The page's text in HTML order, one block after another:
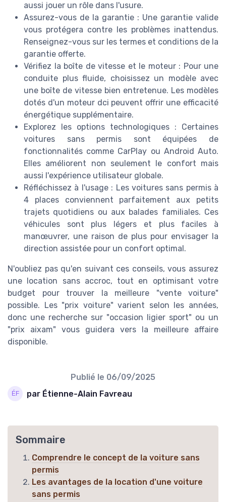
aussi jouer un rôle dans l'usure.
Assurez-vous de la garantie : Une garantie valide
vous protégera contre les problèmes inattendus.
Renseignez-vous sur les termes et conditions de la
garantie offerte.
Vérifiez la boîte de vitesse et le moteur : Pour une
conduite plus fluide, choisissez un modèle avec
une boîte de vitesse bien entretenue. Les modèles
dotés d'un moteur dci peuvent offrir une efficacité
énergétique supplémentaire.
Explorez les options technologiques : Certaines
voitures sans permis sont équipées de
fonctionnalités comme CarPlay ou Android Auto.
Elles améliorent non seulement le confort mais
aussi l'expérience utilisateur globale.
Réfléchissez à l'usage : Les voitures sans permis à
4 places conviennent parfaitement aux petits
trajets quotidiens ou aux balades familiales. Ces
véhicules sont plus légers et plus faciles à
manœuvrer, une raison de plus pour envisager la
direction assistée pour un confort optimal.
N'oubliez pas qu'en suivant ces conseils, vous assurez
une location sans accroc, tout en optimisant votre
budget pour trouver la meilleure "vente voiture"
possible. Les "prix voiture" varient selon les années,
donc une recherche sur "occasion ligier sport" ou un
"prix aixam" vous guidera vers la meilleure affaire
disponible.
Publié le 06/09/2025
par Étienne-Alain Favreau
Sommaire
Comprendre le concept de la voiture sans
permis
Les avantages de la location d'une voiture
sans permis